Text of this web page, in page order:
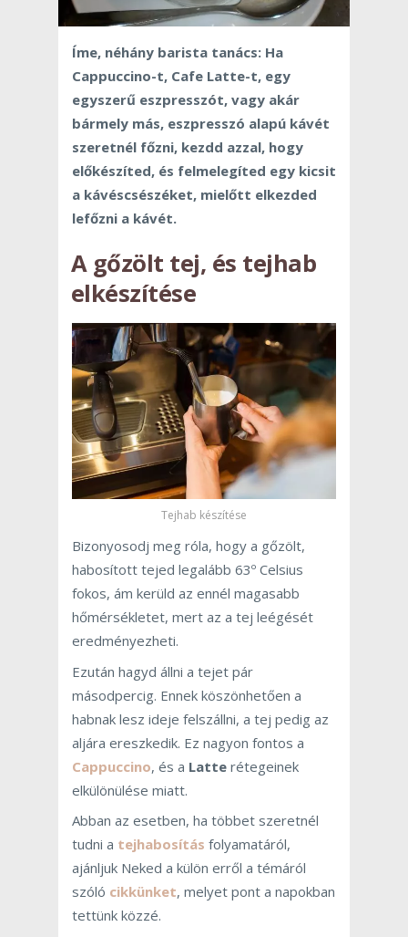
Íme, néhány barista tanács: Ha
Cappuccino-t, Cafe Latte-t, egy
egyszerű eszpresszót, vagy akár
bármely más, eszpresszó alapú kávét
szeretnél főzni, kezdd azzal, hogy
előkészíted, és felmelegíted egy kicsit
a kávéscsészéket, mielőtt elkezded
lefőzni a kávét.
A gőzölt tej, és tejhab
elkészítése
Tejhab készítése
Bizonyosodj meg róla, hogy a gőzölt,
habosított tejed legalább 63º Celsius
fokos, ám kerüld az ennél magasabb
hőmérsékletet, mert az a tej leégését
eredményezheti.
Ezután hagyd állni a tejet pár
másodpercig. Ennek köszönhetően a
habnak lesz ideje felszállni, a tej pedig az
aljára ereszkedik. Ez nagyon fontos a
Cappuccino, és a Latte rétegeinek
elkülönülése miatt.
Abban az esetben, ha többet szeretnél
tudni a tejhabosítás folyamatáról,
ajánljuk Neked a külön erről a témáról
szóló cikkünket, melyet pont a napokban
tettünk közzé.